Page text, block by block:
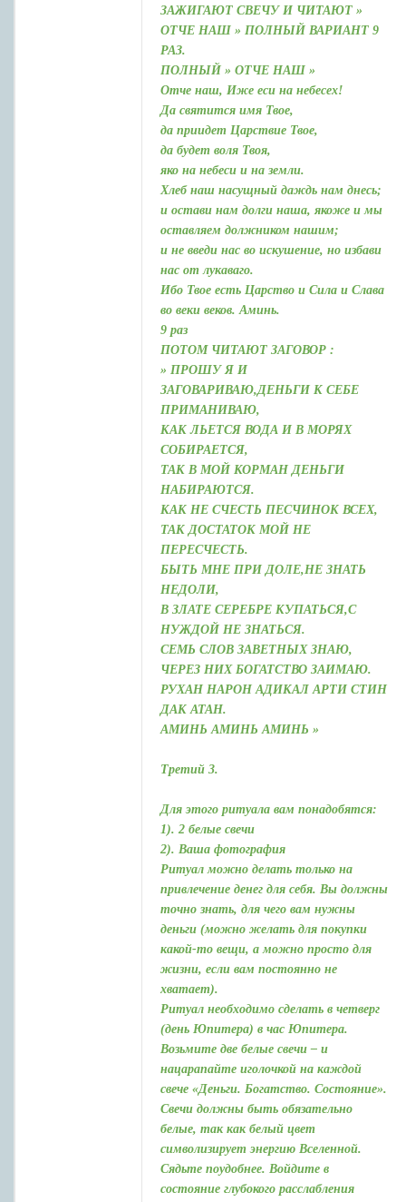
ЗАЖИГАЮТ СВЕЧУ И ЧИТАЮТ »
ОТЧЕ НАШ » ПОЛНЫЙ ВАРИАНТ 9
РАЗ.
ПОЛНЫЙ » ОТЧЕ НАШ »
Отче наш, Иже еси на небесех!
Да святится имя Твое,
да приидет Царствие Твое,
да будет воля Твоя,
яко на небеси и на земли.
Хлеб наш насущный даждь нам днесь;
и остави нам долги наша, якоже и мы
оставляем должником нашим;
и не введи нас во искушение, но избави
нас от лукаваго.
Ибо Твое есть Царство и Сила и Слава
во веки веков. Аминь.
9 раз
ПОТОМ ЧИТАЮТ ЗАГОВОР :
» ПРОШУ Я И
ЗАГОВАРИВАЮ,ДЕНЬГИ К СЕБЕ
ПРИМАНИВАЮ,
КАК ЛЬЕТСЯ ВОДА И В МОРЯХ
СОБИРАЕТСЯ,
ТАК В МОЙ КОРМАН ДЕНЬГИ
НАБИРАЮТСЯ.
КАК НЕ СЧЕСТЬ ПЕСЧИНОК ВСЕХ,
ТАК ДОСТАТОК МОЙ НЕ
ПЕРЕСЧЕСТЬ.
БЫТЬ МНЕ ПРИ ДОЛЕ,НЕ ЗНАТЬ
НЕДОЛИ,
В ЗЛАТЕ СЕРЕБРЕ КУПАТЬСЯ,С
НУЖДОЙ НЕ ЗНАТЬСЯ.
СЕМЬ СЛОВ ЗАВЕТНЫХ ЗНАЮ,
ЧЕРЕЗ НИХ БОГАТСТВО ЗАИМАЮ.
РУХАН НАРОН АДИКАЛ АРТИ СТИН
ДАК АТАН.
АМИНЬ АМИНЬ АМИНЬ »
Третий 3.
Для этого ритуала вам понадобятся:
1). 2 белые свечи
2). Ваша фотография
Ритуал можно делать только на
привлечение денег для себя. Вы должны
точно знать, для чего вам нужны
деньги (можно желать для покупки
какой-то вещи, а можно просто для
жизни, если вам постоянно не
хватает).
Ритуал необходимо сделать в четверг
(день Юпитера) в час Юпитера.
Возьмите две белые свечи – и
нацарапайте иголочкой на каждой
свече «Деньги. Богатство. Состояние».
Свечи должны быть обязательно
белые, так как белый цвет
символизирует энергию Вселенной.
Сядьте поудобнее. Войдите в
состояние глубокого расслабления